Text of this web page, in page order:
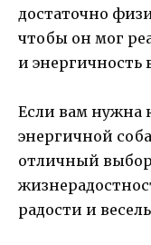
достаточно
чтобы он мог
и энергичность
Если вам нужна
энергичной
отличный
радости и